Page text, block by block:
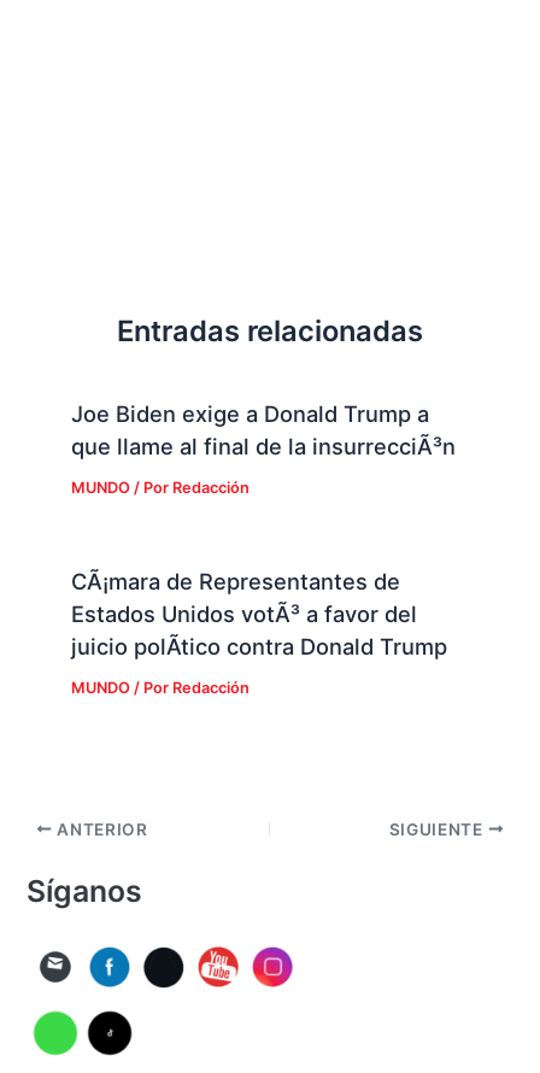
Entradas relacionadas
Joe Biden exige a Donald Trump a
que llame al final de la insurrecciÃ³n
MUNDO/ Por Redacción
CÃ¡mara de Representantes de
Estados Unidos votÃ³ a favor del
juicio polÃ­tico contra Donald Trump
MUNDO/ Por Redacción
ANTERIOR SIGUIENTE
Síganos